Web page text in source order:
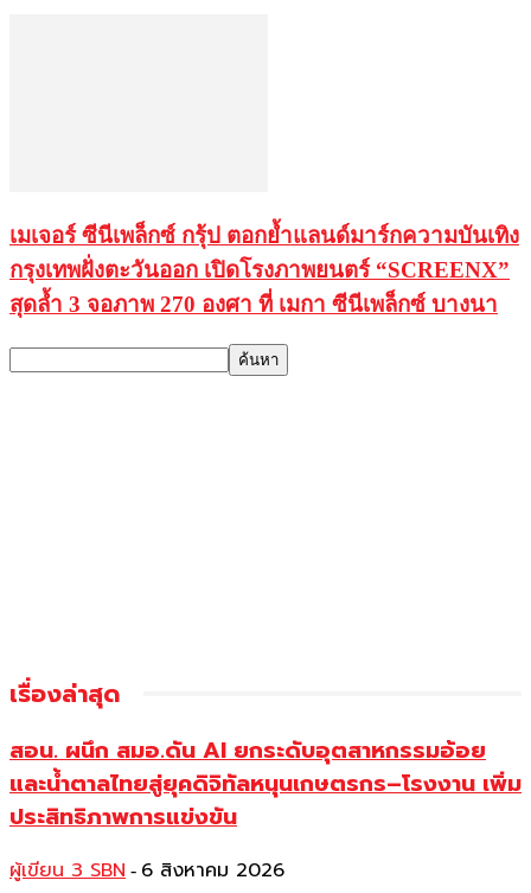
เมเจอร์ ซีนีเพล็กซ์ กรุ้ป ตอกย้ำแลนด์มาร์กความบันเทิง
กรุงเทพฝั่งตะวันออก เปิดโรงภาพยนตร์ “SCREENX”
สุดล้ำ 3 จอภาพ 270 องศา ที่ เมกา ซีนีเพล็กซ์ บางนา
เรื่องล่าสุด
สอน. ผนึก สมอ.ดัน AI ยกระดับอุตสาหกรรมอ้อย
และน้ำตาลไทยสู่ยุคดิจิทัลหนุนเกษตรกร–โรงงาน เพิ่ม
ประสิทธิภาพการแข่งขัน
ผู้เขียน 3 SBN - 6 สิงหาคม 2026